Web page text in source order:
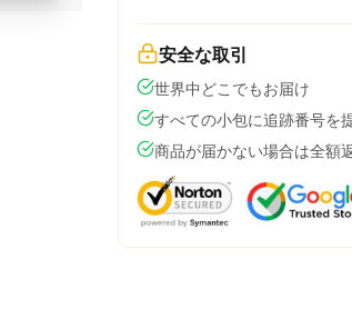
安全な取引
世界中どこでもお届け
すべての小包に追跡番号を
商品が届かない場合は全額